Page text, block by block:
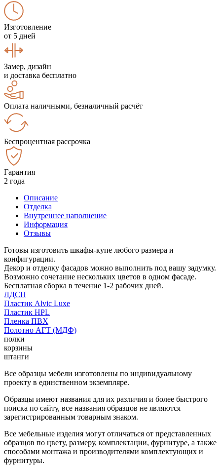
Изготовление
от 5 дней
Замер, дизайн
и доставка бесплатно
Оплата наличными, безналичный расчёт
Беспроцентная рассрочка
Гарантия
2 года
Описание
Отделка
Внутреннее наполнение
Информация
Отзывы
Готовы изготовить шкафы-купе любого размера и
конфигурации.
Декор и отделку фасадов можно выполнить под вашу задумку.
Возможно сочетание нескольких цветов в одном фасаде.
Бесплатная сборка в течение 1-2 рабочих дней.
ЛДСП
Пластик Alvic Luxe
Пластик HPL
Пленка ПВХ
Полотно АГТ (МДФ)
полки
корзины
штанги
Все образцы мебели изготовлены по индивидуальному
проекту в единственном экземпляре.
Образцы имеют названия для их различия и более быстрого
поиска по сайту, все названия образцов не являются
зарегистрированным товарным знаком.
Все мебельные изделия могут отличаться от представленных
образцов по цвету, размеру, комплектации, фурнитуре, а также
способами монтажа и производителями комплектующих и
фурнитуры.